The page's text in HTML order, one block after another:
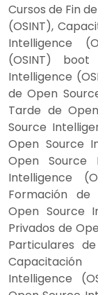
Cursos de Fin
(OSINT),
Intelligence
(OSINT)
Intelligence
de Open
Tarde de
Source
Open Source
Open Source
Intelligence
Formación de
Open Source
Privados de
Particulares
Intelligence